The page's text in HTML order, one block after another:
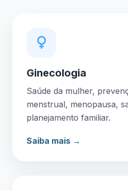
Ginecologia
Saúde da mulher,
menstrual, menopausa,
planejamento familiar.
Saiba mais →